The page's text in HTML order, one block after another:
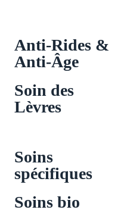
Anti-Rides &
Anti-Âge
Soin des
Lèvres
Soins
spécifiques
Soins bio